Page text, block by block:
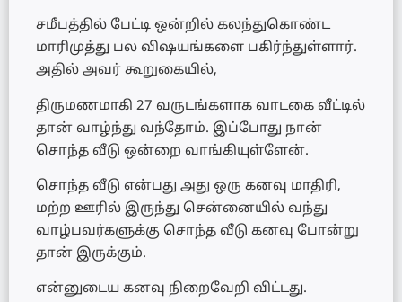
சமீபத்தில் பேட்டி ஒன்றில் கலந்துகொண்ட
மாரிமுத்து பல விஷயங்களை பகிர்ந்துள்ளார்.
அதில் அவர் கூறுகையில்,
திருமணமாகி 27 வருடங்களாக வாடகை வீட்டில்
தான் வாழ்ந்து வந்தோம். இப்போது நான்
சொந்த வீடு ஒன்றை வாங்கியுள்ளேன்.
சொந்த வீடு என்பது அது ஒரு கனவு மாதிரி,
மற்ற ஊரில் இருந்து சென்னையில் வந்து
வாழ்பவர்களுக்கு சொந்த வீடு கனவு போன்று
தான் இருக்கும்.
என்னுடைய கனவு நிறைவேறி விட்டது.